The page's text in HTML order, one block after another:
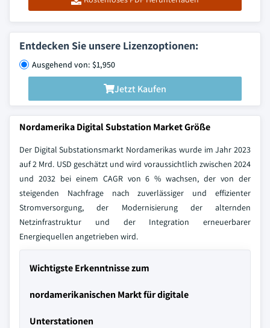
Entdecken Sie unsere Lizenzoptionen:
Ausgehend von: $1,950
Jetzt Kaufen
Nordamerika Digital Substation Market Größe
Der Digital Substationsmarkt Nordamerikas wurde im Jahr 2023
auf 2 Mrd. USD geschätzt und wird voraussichtlich zwischen 2024
und 2032 bei einem CAGR von 6 % wachsen, der von der
steigenden Nachfrage nach zuverlässiger und effizienter
Stromversorgung, der Modernisierung der alternden
Netzinfrastruktur und der Integration erneuerbarer
Energiequellen angetrieben wird.
Wichtigste Erkenntnisse zum
nordamerikanischen Markt für digitale
Unterstationen